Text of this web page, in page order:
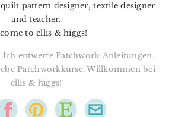
quilt pattern designer, textile designer
and teacher.
to ellis & higgs!
entwerfe Patchwork-Anleitungen,
Patchworkkurse. Willkommen bei
ellis & higgs!